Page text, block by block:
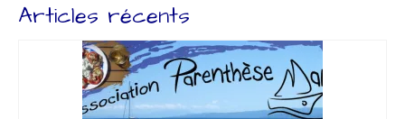
Adhésion – Coût Sorties
Préparatifs
Articles récents